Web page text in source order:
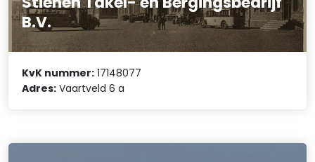
B.V.
KvK nummer: 17148077
Adres: Vaartveld 6 a